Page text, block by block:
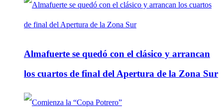
Almafuerte se quedó con el clásico y arrancan
los cuartos de final del Apertura de la Zona Sur